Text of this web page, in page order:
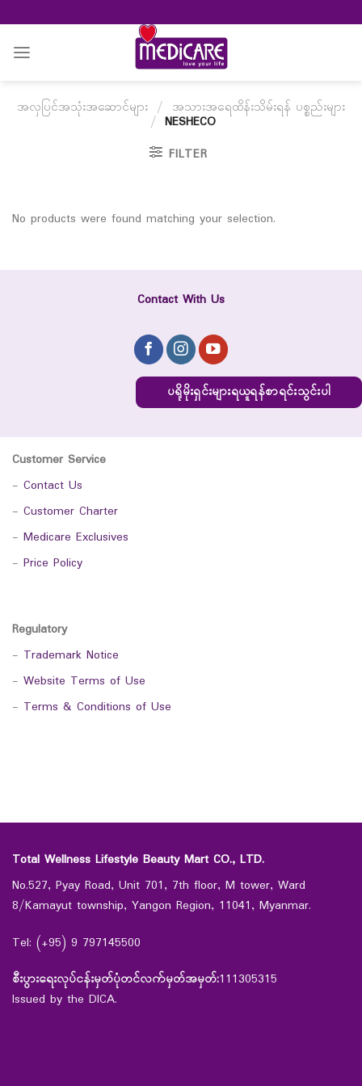
to
content
အလှပြင်အသုံးအဆောင်များ / အသားအရေထိန်းသိမ်းရန် ပစ္စည်းများ
/ NESHECO
FILTER
No products were found matching your selection.
Contact With Us
ပရိုမိုးရှင်းများရယူရန်စာရင်းသွင်းပါ
Customer Service
- Contact Us
- Customer Charter
- Medicare Exclusives
- Price Policy
Regulatory
- Trademark Notice
- Website Terms of Use
- Terms & Conditions of Use
Total Wellness Lifestyle Beauty Mart CO., LTD.
No.527, Pyay Road, Unit 701, 7th floor, M tower, Ward
8/Kamayut township, Yangon Region, 11041, Myanmar.
Tel: (+95) 9 797145500
စီးပွားရေးလုပ်ငန်းမှတ်ပုံတင်လက်မှတ်အမှတ်:111305315
Issued by the DICA.